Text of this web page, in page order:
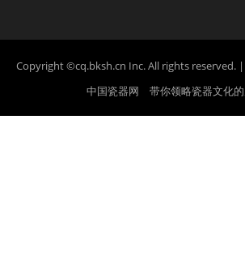
Copyright ©cq.bksh.cn Inc. All rights reserved. |
中国瓷器网 带你领略瓷器文化的